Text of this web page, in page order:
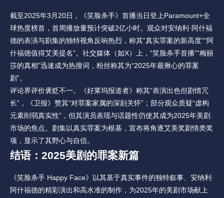
截至2025年3月20日，《笑脸杀手》首播当日登上Paramount+全
球热度榜首，首周播放量预计突破2亿小时。观众对安纳利·阿什福
德的表演与剧集的独特视角反响热烈，称其“真实罪案的新高度”“阿
什福德值得艾美提名”。社交媒体（如X）上，“笑脸杀手首播”“梅丽
莎的真相”迅速成为热搜词，粉丝称其为“2025年最揪心的罪案
剧”。
评论界评价褒贬不一。《好莱坞报道者》称其“表演出色但剧情冗
长”，《卫报》赞其“对罪案家属的深刻关怀”；部分观众质疑“虚构
元素削弱真实性”，但其演员表现与话题性仍使其成为2025年美剧
市场的焦点。剧集以真实罪案为根基，宣布将角逐艾美奖剧情类奖
项，显示了其野心与自信。
结语：2025美剧的罪案新篇
《笑脸杀手 Happy Face》以其基于真实事件的独特叙事、安纳利·
阿什福德的精彩演出和高水准的制作，为2025年的美剧市场献上